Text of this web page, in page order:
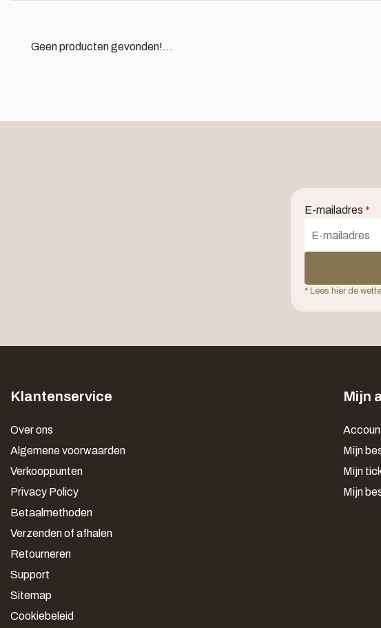
Geen producten gevonden!...
E-mailadres *
* Lees hier de
Klantenservice
Over ons
Algemene voorwaarden
Verkooppunten
Privacy Policy
Betaalmethoden
Verzenden of afhalen
Retourneren
Support
Sitemap
Cookiebeleid
Mijn
Mijn
Mijn
Mijn